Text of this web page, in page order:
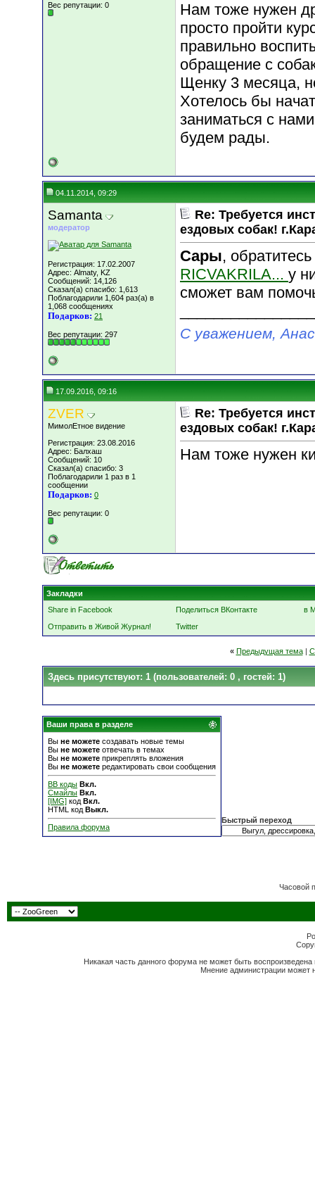
Вес репутации: 0
Нам тоже нужен
просто пройти
правильно
обращение с
Щенку 3 месяца,
Хотелось бы
заниматься с
будем рады.
04.11.2014, 09:29
Samanta
модератор
Регистрация: 17.02.2007
Адрес: Almaty, KZ
Сообщений: 14,126
Сказал(а) спасибо: 1,613
Поблагодарили 1,604 раз(а) в
1,068 сообщениях
Подарков: 21
Вес репутации: 297
Re: Требуется
ездовых собак!
Сары,
RICVAKRILA... у
сможет вам
С уважением,
17.09.2016, 09:16
ZVER
МимолЕтное видение
Регистрация: 23.08.2016
Адрес: Балхаш
Сообщений: 10
Сказал(а) спасибо: 3
Поблагодарили 1 раз в 1
сообщении
Подарков: 0
Вес репутации: 0
Re: Требуется
ездовых собак!
Нам тоже нужен
Закладки
Share in Facebook
Поделиться ВКонтакте
в
Отправить в Живой Журнал!
Twitter
« Предыдущая тема|
Здесь присутствуют: 1 (пользователей: 0 , гостей: 1)
Ваши права в разделе
Вы не можете создавать новые темы
Вы не можете отвечать в темах
Вы не можете прикреплять вложения
Вы не можете редактировать свои сообщения
BB коды Вкл.
Смайлы Вкл.
[IMG] код Вкл.
HTML код Выкл.
Правила форума
Быстрый переход
Часовой
Никакая часть данного форума не может быть
Мнение администрации может